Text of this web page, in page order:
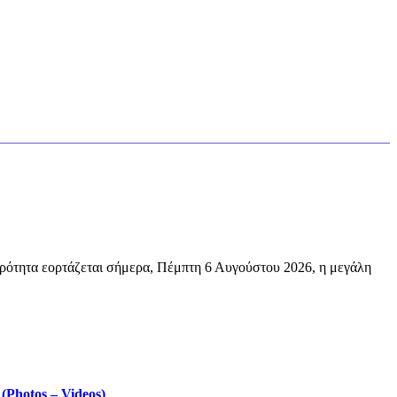
εορτάζεται σήμερα, Πέμπτη 6 Αυγούστου 2026, η μεγάλη